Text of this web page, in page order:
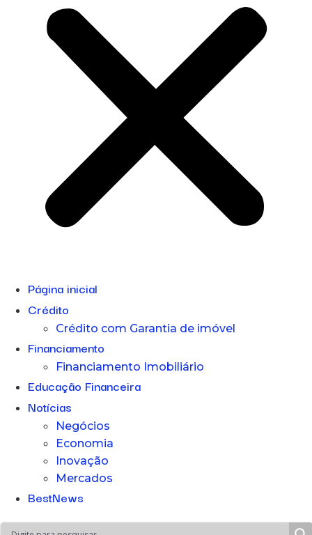
Página inicial
Crédito
Crédito com Garantia de imóvel
Financiamento
Financiamento Imobiliário
Educação Financeira
Notícias
Negócios
Economia
Inovação
Mercados
BestNews